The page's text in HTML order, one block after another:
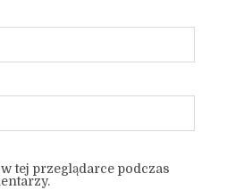
tej przeglądarce podczas